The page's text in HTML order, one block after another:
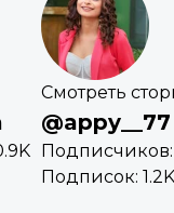
Смотреть
@appy__77
Подписчиков:
Подписок: 1.2K